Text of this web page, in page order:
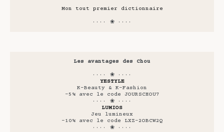
Mon tout premier dictionnaire
···· ❀ ····
Les avantages des Chou
···· ❀ ····
YESTYLE
K-Beauty & K-Fashion
-5% avec le code JOURSCHOU7
···· ❀ ····
LUMIOS
Jeu lumineux
-10% avec le code LXZ-2OBCW2Q
···· ❀ ····